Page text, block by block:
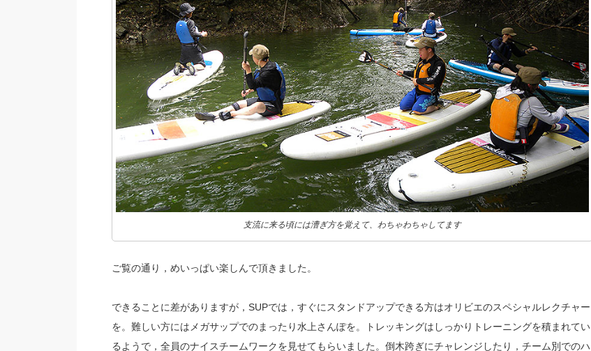
支流に来る頃には漕ぎ方を覚えて、わちゃわちゃしてます
ご覧の通り，めいっぱい楽しんで頂きました。
できることに差がありますが，SUPでは，すぐにスタンドアップできる方はオリビエのスペシャルレクチャー
を。難しい方にはメガサップでのまったり水上さんぽを。トレッキングはしっかりトレーニングを積まれてい
るようで，全員のナイスチームワークを見せてもらいました。倒木跨ぎにチャレンジしたり，チーム別でのハ